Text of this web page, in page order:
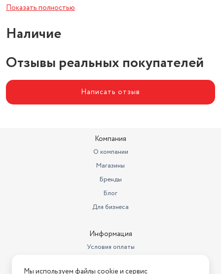
Мытье в посудомоечной
машине
Тип
Назначение
для напитков
Цвет товара
Показать полностью
Наличие
Отзывы реальных покупателей
Написать отзыв
Компания
О компании
Магазины
Бренды
Блог
Для бизнеса
Информация
Условия оплаты
Мы используем файлы cookie и сервис